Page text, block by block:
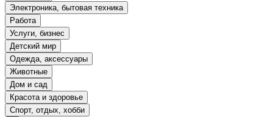
Электроника, бытовая техника
Работа
Услуги, бизнес
Детский мир
Одежда, аксессуары
Животные
Дом и сад
Красота и здоровье
Спорт, отдых, хобби